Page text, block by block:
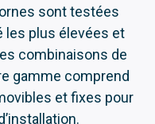
sont testées
les plus élevées et
combinaisons de
gamme comprend
et fixes pour